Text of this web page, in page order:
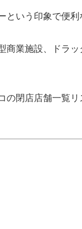
という印象で便
商業施設、ドラ
の閉店店舗一覧